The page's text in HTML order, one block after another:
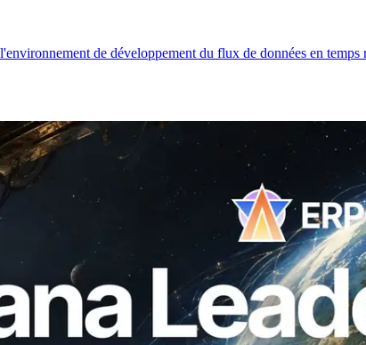
de développement du flux de données en temps